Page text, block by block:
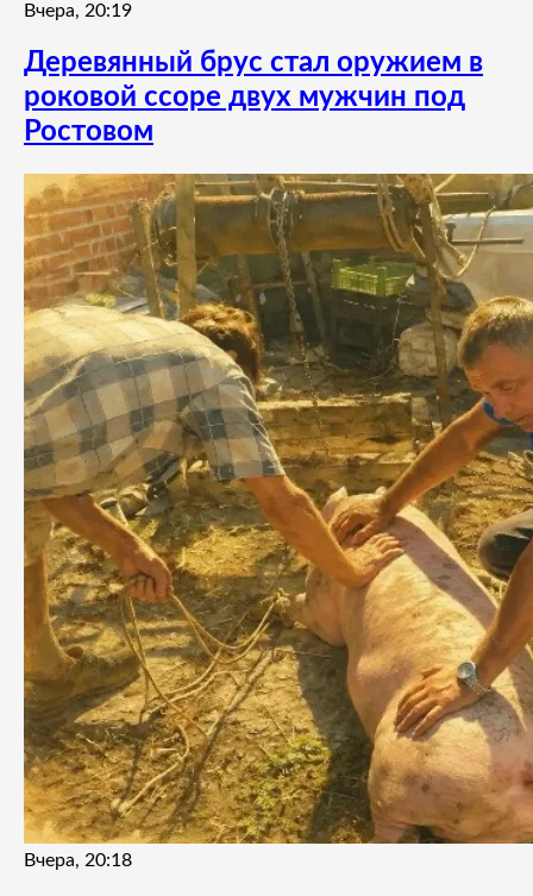
Вчера, 20:19
Деревянный брус стал оружием в
роковой ссоре двух мужчин под
Ростовом
Вчера, 20:18